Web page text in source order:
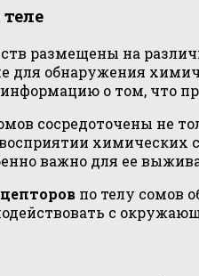
размещены на
обнаружения
о том, что
сосредоточены не
химических
важно для ее
по телу сомов
с